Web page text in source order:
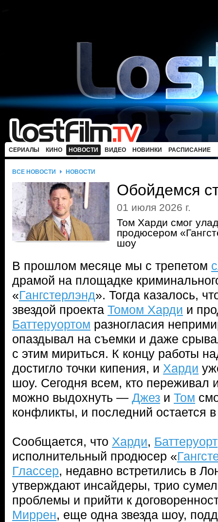
СЕРИАЛЫ КИНО НОВОСТИ ВИДЕО НОВИНКИ РАСПИСАНИЕ
ВСЕ НОВОСТИ НОВОСТИ
Обойдемся
01 июля 2026 г.
Том Харди смог
продюсером
шоу
В прошлом месяце мы с трепетом
драмой на площадке
«Гангстерлэнд». Тогда казалось,
звездой проекта Томом Харди и
Баттеруортом разногласия
опаздывал на съемки и даже
с этим мириться. К концу работы
достигло точки кипения, и Харди
шоу. Сегодня всем, кто переживал
можно выдохнуть — Джез и Том
конфликты, и последний остается
Сообщается, что Харди, Баттеруорт
исполнительный продюсер «
Глассер, недавно встретились в
утверждают инсайдеры, трио
проблемы и прийти к
Миррен, еще одна звезда шоу,